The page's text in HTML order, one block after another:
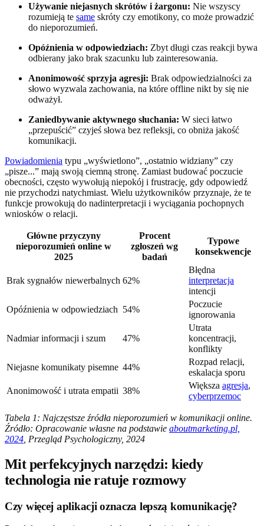
Używanie niejasnych skrótów i żargonu: Nie wszyscy
rozumieją te same skróty czy emotikony, co może prowadzić
do nieporozumień.
Opóźnienia w odpowiedziach: Zbyt długi czas reakcji bywa
odbierany jako brak szacunku lub zainteresowania.
Anonimowość sprzyja agresji: Brak odpowiedzialności za
słowo wyzwala zachowania, na które offline nikt by się nie
odważył.
Zaniedbywanie aktywnego słuchania: W sieci łatwo
„przepuścić” czyjeś słowa bez refleksji, co obniża jakość
komunikacji.
Powiadomienia typu „wyświetlono”, „ostatnio widziany” czy
„pisze...” mają swoją ciemną stronę. Zamiast budować poczucie
obecności, często wywołują niepokój i frustrację, gdy odpowiedź
nie przychodzi natychmiast. Wielu użytkowników przyznaje, że te
funkcje prowokują do nadinterpretacji i wyciągania pochopnych
wniosków o relacji.
Główne przyczyny
nieporozumień online w
2025
Procent
zgłoszeń wg
badań
Typowe
konsekwencje
Brak sygnałów niewerbalnych 62%
Błędna
interpretacja
intencji
Opóźnienia w odpowiedziach 54%
Poczucie
ignorowania
Nadmiar informacji i szum 47%
Utrata
koncentracji,
konflikty
Niejasne komunikaty pisemne 44%
Rozpad relacji,
eskalacja sporu
Anonimowość i utrata empatii 38%
Większa agresja,
cyberprzemoc
Tabela 1: Najczęstsze źródła nieporozumień w komunikacji online.
Źródło: Opracowanie własne na podstawie aboutmarketing.pl,
2024 , Przegląd Psychologiczny, 2024
Mit perfekcyjnych narzędzi: kiedy
technologia nie ratuje rozmowy
Czy więcej aplikacji oznacza lepszą komunikację?